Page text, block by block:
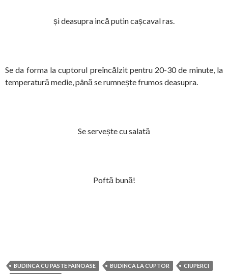
și deasupra incă putin cașcaval ras.
Se da forma la cuptorul preîncălzit pentru 20-30 de minute, la
temperatură medie, până se rumnește frumos deasupra.
Se servește cu salată
Poftă bună!
BUDINCA CU PASTE FAINOASE BUDINCA LA CUPTOR
CIUPERCI